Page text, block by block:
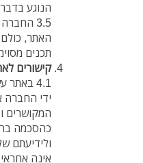
הנוגע
3.5
האתר,
תכנים
קישורים
4.1
ידי החברה
המקושרים
כהסכמה
ולידיעתם
אינה